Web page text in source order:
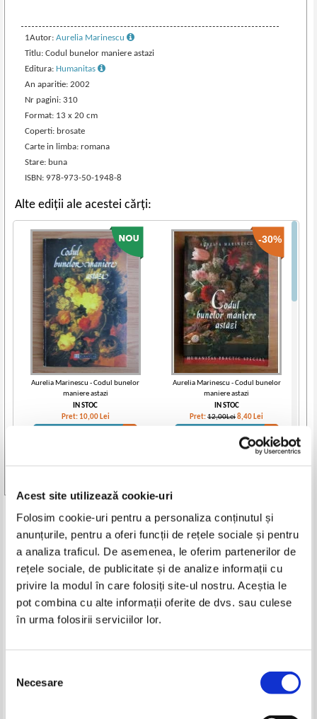
Acest site utilizează cookie-uri
Folosim cookie-uri pentru a personaliza conținutul și
anunțurile, pentru a oferi funcții de rețele sociale și pentru
a analiza traficul. De asemenea, le oferim partenerilor de
rețele sociale, de publicitate și de analize informații cu
privire la modul în care folosiți site-ul nostru. Aceștia le
pot combina cu alte informații oferite de dvs. sau culese
în urma folosirii serviciilor lor.
consimțământului
Necesare
1Autor:Aurelia Marinescu
Titlu: Codul bunelor maniere astazi
Editura: Humanitas
An aparitie: 2002
Nr pagini: 310
Format: 13 x 20 cm
Coperti: brosate
Carte in limba: romana
Stare: buna
ISBN: 978-973-50-1948-8
Alte ediții ale acestei cărți:
Aurelia Marinescu - Codul bunelor
maniere astazi
IN STOC
Pret: 10,00 Lei
-30%
Aurelia Marinescu - Codul bunelor
maniere astazi
IN STOC
Pret:12,00Lei8,40 Lei
Aurelia Marinescu - Codul bunelor
Produse din aceeasi categorie
-40% -20%